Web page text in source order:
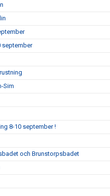
september
Sim
8-10 september !
och Brunstorpsbadet